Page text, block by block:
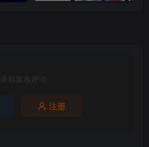
后发表评论
注册